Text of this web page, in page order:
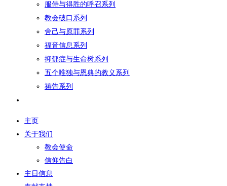
服侍与得胜的呼召系列
教会破口系列
舍己与原罪系列
福音信息系列
抑郁症与生命树系列
五个唯独与恩典的教义系列
祷告系列
主页
关于我们
教会使命
信仰告白
主日信息